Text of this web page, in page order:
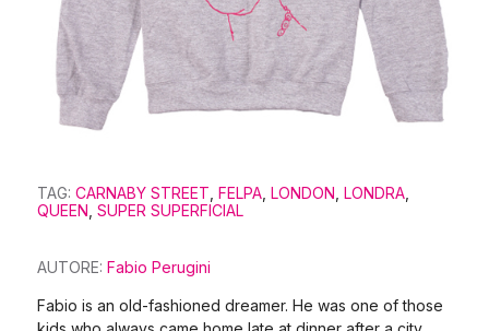
TAG: CARNABY STREET FELPA LONDON LONDRA
QUEEN SUPER SUPERFICIAL
AUTORE: Fabio Perugini
Fabio is an old-fashioned dreamer. He was one of those